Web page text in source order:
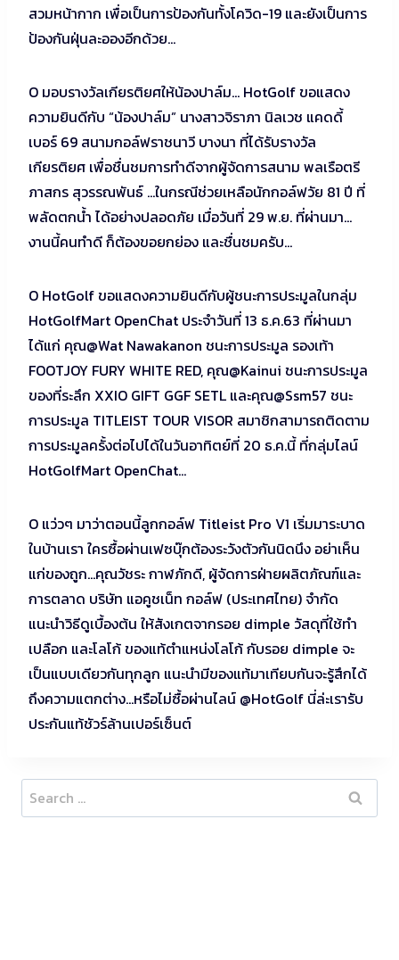
สวมหน้ากาก เพื่อเป็นการป้องกันทั้งโควิด-19 และยังเป็นการ
ป้องกันฝุ่นละอองอีกด้วย…
O มอบรางวัลเกียรติยศให้น้องปาล์ม… HotGolf ขอแสดง
ความยินดีกับ “น้องปาล์ม” นางสาวจิราภา นิลเวช แคดดี้
เบอร์ 69 สนามกอล์ฟราชนาวี บางนา ที่ได้รับรางวัล
เกียรติยศ เพื่อชื่นชมการทำดีจากผู้จัดการสนาม พลเรือตรี
ภาสกร สุวรรณพันธ์ …ในกรณีช่วยเหลือนักกอล์ฟวัย 81 ปี ที่
พลัดตกน้ำ ได้อย่างปลอดภัย เมื่อวันที่ 29 พ.ย. ที่ผ่านมา…
งานนี้คนทำดี ก็ต้องขอยกย่อง และชื่นชมครับ…
O HotGolf ขอแสดงความยินดีกับผู้ชนะการประมูลในกลุ่ม
HotGolfMart OpenChat ประจำวันที่ 13 ธ.ค.63 ที่ผ่านมา
ได้แก่ คุณ@Wat Nawakanon ชนะการประมูล รองเท้า
FOOTJOY FURY WHITE RED, คุณ@Kainui ชนะการประมูล
ของที่ระลึก XXIO GIFT GGF SETL และคุณ@Ssm57 ชนะ
การประมูล TITLEIST TOUR VISOR สมาชิกสามารถติดตาม
การประมูลครั้งต่อไปได้ในวันอาทิตย์ที่ 20 ธ.ค.นี้ ที่กลุ่มไลน์
HotGolfMart OpenChat…
O แว่วๆ มาว่าตอนนี้ลูกกอล์ฟ Titleist Pro V1 เริ่มมาระบาด
ในบ้านเรา ใครซื้อผ่านเฟซบุ๊กต้องระวังตัวกันนิดนึง อย่าเห็น
แก่ของถูก…คุณวัชระ กาฬภักดี, ผู้จัดการฝ่ายผลิตภัณฑ์และ
การตลาด บริษัท แอคูชเน็ท กอล์ฟ (ประเทศไทย) จำกัด
แนะนำวิธีดูเบื้องต้น ให้สังเกตจากรอย dimple วัสดุที่ใช้ทำ
เปลือก และโลโก้ ของแท้ตำแหน่งโลโก้ กับรอย dimple จะ
เป็นแบบเดียวกันทุกลูก แนะนำมีของแท้มาเทียบกันจะรู้สึกได้
ถึงความแตกต่าง…หรือไม่ซื้อผ่านไลน์ @HotGolf นี่ล่ะเรารับ
ประกันแท้ชัวร์ล้านเปอร์เซ็นต์
Search
for: